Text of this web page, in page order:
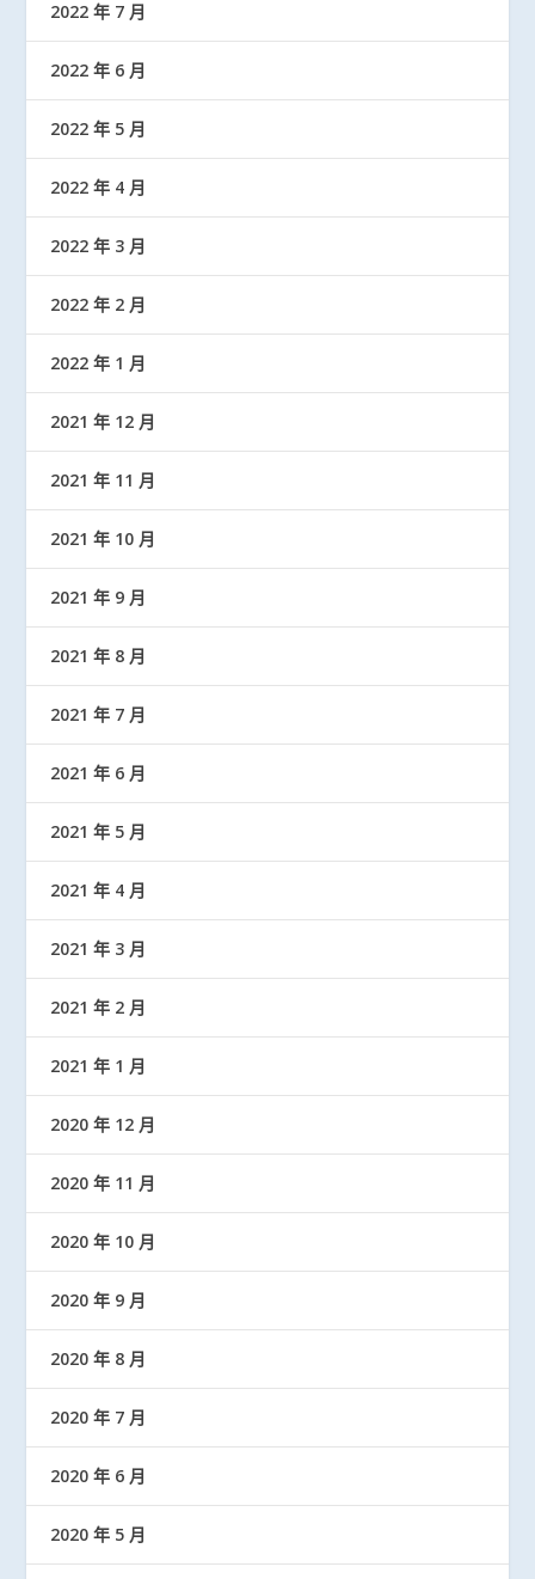
2022 年 7 月
2022 年 6 月
2022 年 5 月
2022 年 4 月
2022 年 3 月
2022 年 2 月
2022 年 1 月
2021 年 12 月
2021 年 11 月
2021 年 10 月
2021 年 9 月
2021 年 8 月
2021 年 7 月
2021 年 6 月
2021 年 5 月
2021 年 4 月
2021 年 3 月
2021 年 2 月
2021 年 1 月
2020 年 12 月
2020 年 11 月
2020 年 10 月
2020 年 9 月
2020 年 8 月
2020 年 7 月
2020 年 6 月
2020 年 5 月